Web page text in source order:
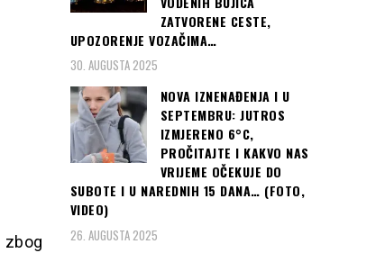
ZATVORENE CESTE,
UPOZORENJE VOZAČIMA…
30. AUGUSTA 2025
NOVA IZNENAĐENJA I U
SEPTEMBRU: JUTROS
IZMJERENO 6°C,
PROČITAJTE I KAKVO NAS
VRIJEME OČEKUJE DO
SUBOTE I U NAREDNIH 15 DANA… (FOTO,
VIDEO)
26. AUGUSTA 2025